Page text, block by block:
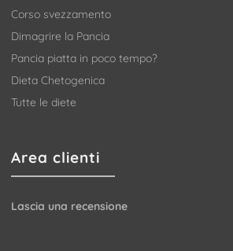
Corso svezzamento
Dimagrire la Pancia
Pancia piatta in poco tempo?
Dieta Chetogenica
Tutte le diete
Area clienti
Lascia una recensione